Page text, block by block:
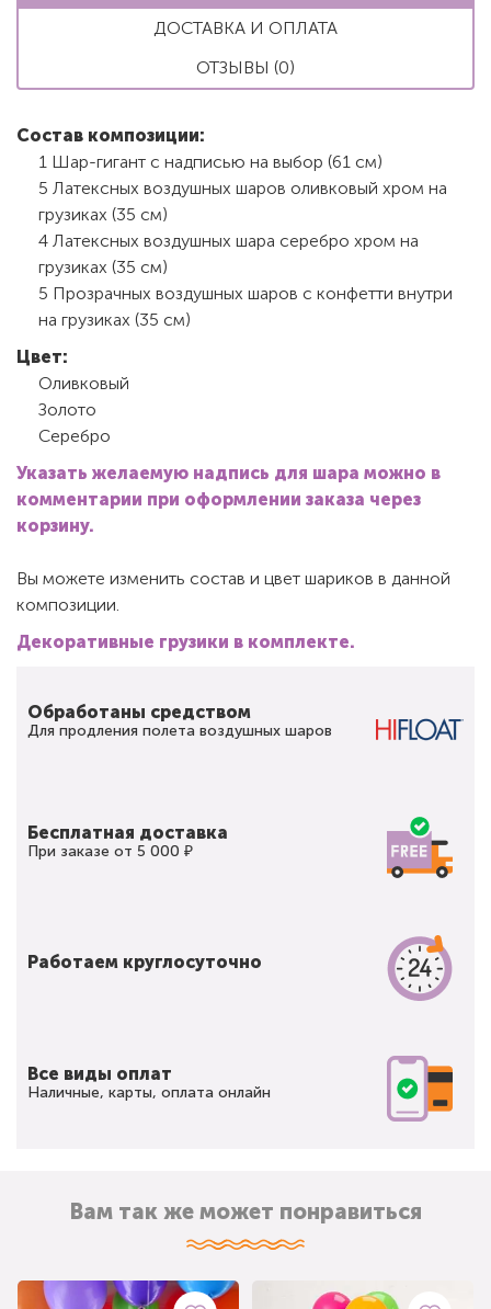
ДОСТАВКА И ОПЛАТА
ОТЗЫВЫ (0)
Состав композиции:
1 Шар-гигант с надписью на выбор (61 см)
5 Латексных воздушных шаров оливковый хром на
грузиках (35 см)
4 Латексных воздушных шара серебро хром на
грузиках (35 см)
5 Прозрачных воздушных шаров с конфетти внутри
на грузиках (35 см)
Цвет:
Оливковый
Золото
Серебро
Указать желаемую надпись для шара можно в
комментарии при оформлении заказа через
корзину.
Вы можете изменить состав и цвет шариков в данной
композиции.
Декоративные грузики в комплекте.
Обработаны средством
Для продления полета воздушных шаров
Бесплатная доставка
При заказе от 5 000 ₽
Работаем круглосуточно
Все виды оплат
Наличные, карты, оплата онлайн
Вам так же может понравиться